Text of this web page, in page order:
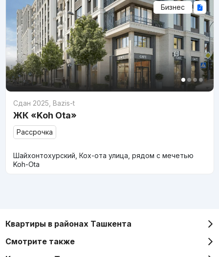
Бизнес
Сдан 2025 Bazis-t
ЖК «Koh Ota»
Рассрочка
Шайхонтохурский, Кох-ота улица, рядом с мечетью
Koh-Ota
Квартиры в районах Ташкента
Смотрите также